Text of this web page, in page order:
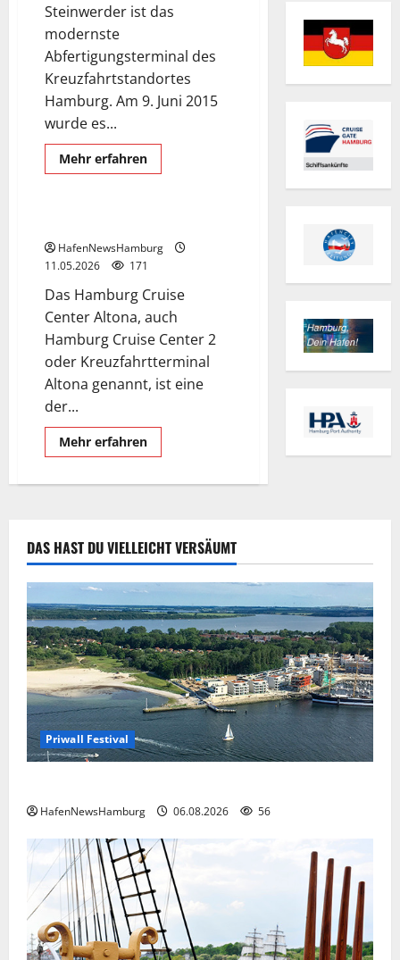
Steinwerder ist das
modernste
Abfertigungsterminal des
Kreuzfahrtstandortes
Hamburg. Am 9. Juni 2015
wurde es...
Mehr erfahrenMehr
Informationen
Cruise Center
Cruise Center Altona
Exclusive Aerial Pics
HafenNewsHamburg
11.05.2026
171
Das Hamburg Cruise
Center Altona, auch
Hamburg Cruise Center 2
oder Kreuzfahrtterminal
Altona genannt, ist eine
der...
Mehr erfahrenMehr
Informationen
Cruise
DAS HAST DU VIELLEICHT VERSÄUMT
Priwall Festival
HafenNewsHamburg 06.08.2026 56